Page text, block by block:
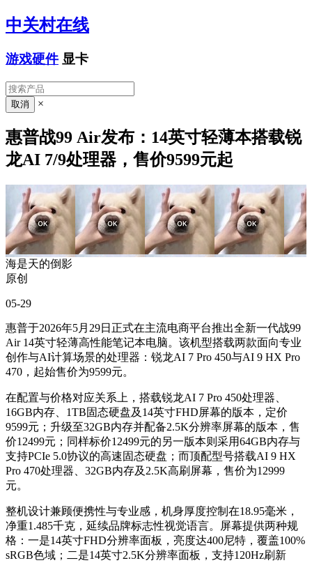
中关村在线
游戏硬件 显卡
×
惠普战99 Air发布：14英寸轻薄本搭载锐
龙AI 7/9处理器，售价9599元起
海是天的倒影
原创
05-29
惠普于2026年5月29日正式在主流电商平台推出全新一代战99
Air 14英寸轻薄高性能笔记本电脑。该机型搭载两款面向专业
创作与AI计算场景的处理器：锐龙AI 7 Pro 450与AI 9 HX Pro
470，起始售价为9599元。
在配置与价格对应关系上，搭载锐龙AI 7 Pro 450处理器、
16GB内存、1TB固态硬盘及14英寸FHD屏幕的版本，定价
9599元；升级至32GB内存并配备2.5K分辨率屏幕的版本，售
价12499元；同样标价12499元的另一版本则采用64GB内存与
支持PCIe 5.0协议的高速固态硬盘；而顶配型号搭载AI 9 HX
Pro 470处理器、32GB内存及2.5K高刷屏幕，售价为12999
元。
整机设计兼顾便携性与专业感，机身厚度控制在18.95毫米，
净重1.485千克，延续品牌标志性视觉语言。屏幕提供两种规
格：一是14英寸FHD分辨率面板，亮度达400尼特，覆盖100%
sRGB色域；二是14英寸2.5K分辨率面板，支持120Hz刷新